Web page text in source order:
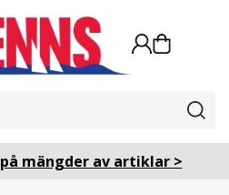
mängder av artiklar >